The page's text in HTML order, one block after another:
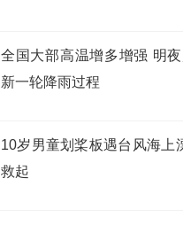
全国大部高温增多增强 明
新一轮降雨过程
10岁男童划桨板遇台风海上
救起